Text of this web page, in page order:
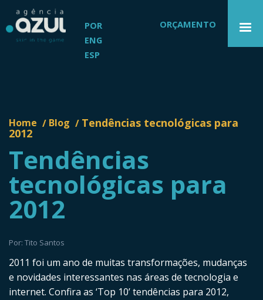
POR
ENG
ESP
ORÇAMENTO
Home / Blog / Tendências tecnológicas para
2012
Tendências
tecnológicas para
2012
Por: Tito Santos
2011 foi um ano de muitas transformações, mudanças
e novidades interessantes nas áreas de tecnologia e
internet. Confira as ‘Top 10’ tendências para 2012,